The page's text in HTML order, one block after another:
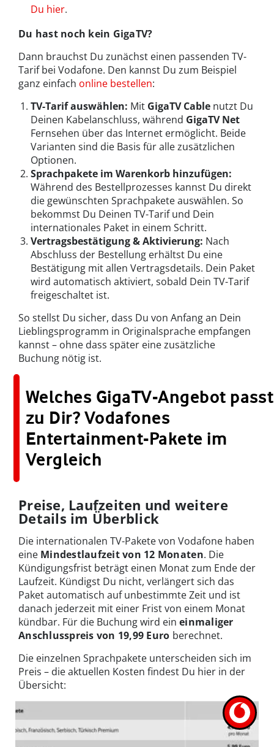
Du hier.
Du hast noch kein GigaTV?
Dann brauchst Du zunächst einen passenden TV-
Tarif bei Vodafone. Den kannst Du zum Beispiel
ganz einfach online bestellen:
TV-Tarif auswählen: Mit GigaTV Cable nutzt Du
Deinen Kabelanschluss, während GigaTV Net
Fernsehen über das Internet ermöglicht. Beide
Varianten sind die Basis für alle zusätzlichen
Optionen.
Sprachpakete im Warenkorb hinzufügen:
Während des Bestellprozesses kannst Du direkt
die gewünschten Sprachpakete auswählen. So
bekommst Du Deinen TV-Tarif und Dein
internationales Paket in einem Schritt.
Vertragsbestätigung & Aktivierung: Nach
Abschluss der Bestellung erhältst Du eine
Bestätigung mit allen Vertragsdetails. Dein Paket
wird automatisch aktiviert, sobald Dein TV-Tarif
freigeschaltet ist.
So stellst Du sicher, dass Du von Anfang an Dein
Lieblingsprogramm in Originalsprache empfangen
kannst – ohne dass später eine zusätzliche
Buchung nötig ist.
Welches GigaTV-Angebot passt
zu Dir? Vodafones
Entertainment-Pakete im
Vergleich
Preise, Laufzeiten und weitere
Details im Überblick
Die internationalen TV-Pakete von Vodafone haben
eine Mindestlaufzeit von 12 Monaten. Die
Kündigungsfrist beträgt einen Monat zum Ende der
Laufzeit. Kündigst Du nicht, verlängert sich das
Paket automatisch auf unbestimmte Zeit und ist
danach jederzeit mit einer Frist von einem Monat
kündbar. Für die Buchung wird ein einmaliger
Anschlusspreis von 19,99 Euro berechnet.
Die einzelnen Sprachpakete unterscheiden sich im
Preis – die aktuellen Kosten findest Du hier in der
Übersicht: